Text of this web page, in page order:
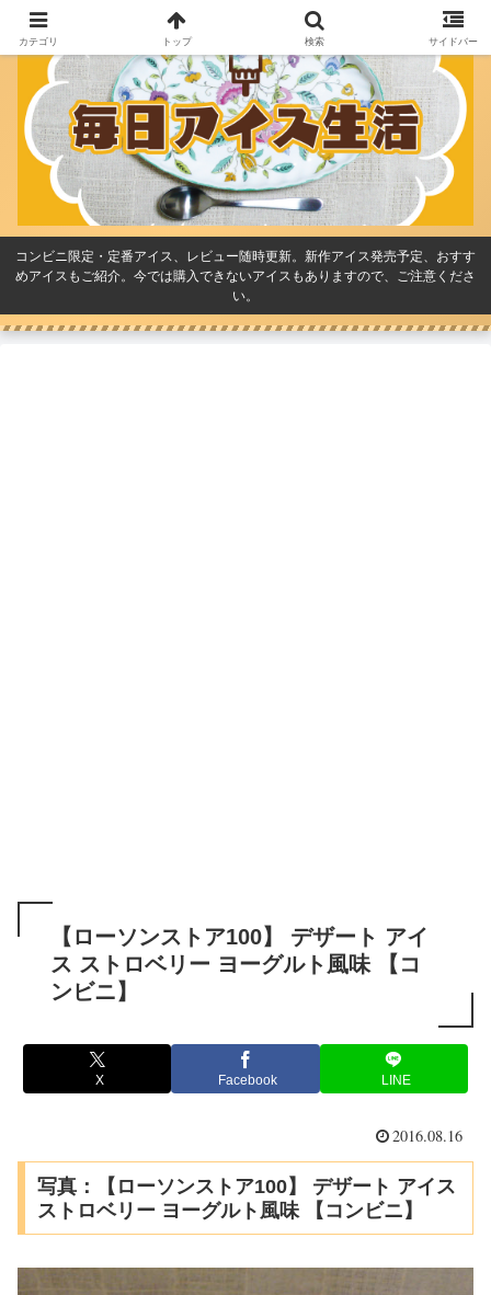
コンビニ限定・定番アイス、レビュー随時更新。新作アイス発売予定、おすす
めアイスもご紹介。今では購入できないアイスもありますので、ご注意くださ
い。
【ローソンストア100】 デザート アイ
ス ストロベリー ヨーグルト風味 【コ
ンビニ】
X Facebook LINE
2016.08.16
写真：【ローソンストア100】 デザート アイス
ストロベリー ヨーグルト風味 【コンビニ】
カテゴリ トップ 検索 サイドバー